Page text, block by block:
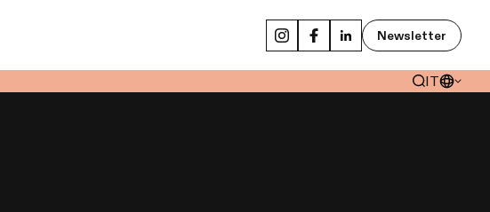
Newsletter
IT